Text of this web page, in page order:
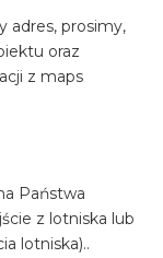
adres, prosimy,
oraz
z maps
Państwa
z lotniska lub
lotniska)..